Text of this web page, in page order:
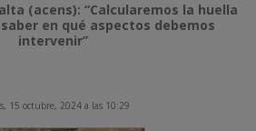
(acens): “Calcularemos la huella
en qué aspectos debemos
intervenir”
15 octubre, 2024 a las 10:29